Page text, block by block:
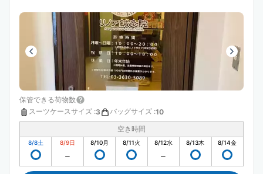
保管できる荷物数
スーツケースサイズ :3 バッグサイズ :10
空き時間
8/8土 8/9日 8/10月 8/11火 8/12水 8/13木 8/14金